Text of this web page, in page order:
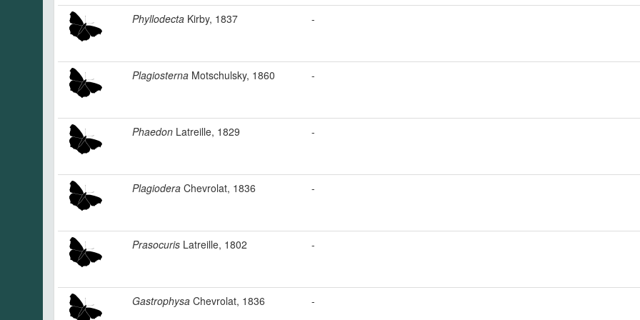
Phyllodecta Kirby, 1837 -
Plagiosterna Motschulsky, 1860 -
Phaedon Latreille, 1829 -
Plagiodera Chevrolat, 1836 -
Prasocuris Latreille, 1802 -
Gastrophysa Chevrolat, 1836 -